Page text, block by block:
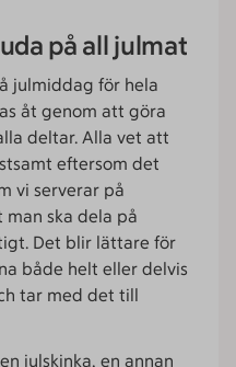
på all julmat
julmiddag för hela
åt genom att göra
deltar. Alla vet att
eftersom det
vi serverar på
ska dela på
Det blir lättare för
både helt eller delvis
tar med det till
julskinka, en annan